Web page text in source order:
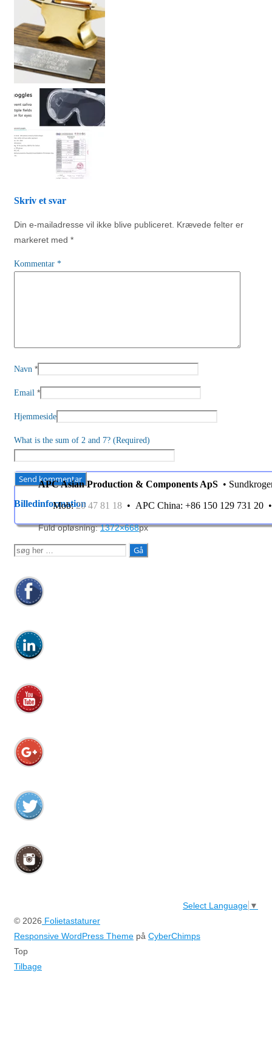
Skriv et svar
Din e-mailadresse vil ikke blive publiceret. Krævede felter er
markeret med *
Kommentar *
Navn *
Email *
Hjemmeside
What is the sum of 2 and 7? (Required)
Billedinformation
Fuld opløsning:1372×668px
APC Asian Production & Components ApS •
Mob:20 47 81 18 • APC China: +86 150 129 731 20
Søg
Select Language ▼
© 2026 Folietastaturer
Responsive WordPress Theme på CyberChimps
Top
Tilbage